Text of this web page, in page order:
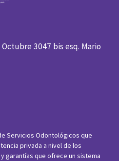
3047 bis esq. Mario
Servicios Odontológicos que
privada a nivel de los
garantías que ofrece un sistema